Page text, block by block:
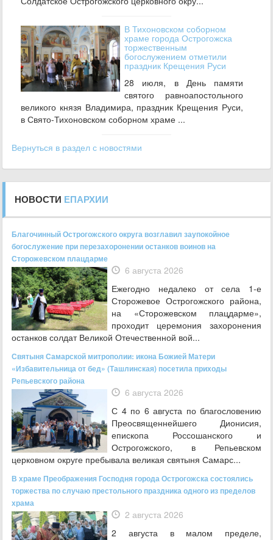
В Тихоновском соборном
храме города Острогожска
торжественным
богослужением отметили
праздник Крещения Руси
28 июля, в День памяти
святого равноапостольного
великого князя Владимира, праздник Крещения Руси,
в Свято-Тихоновском соборном храме ...
Вернуться в раздел с новостями
НОВОСТИ ЕПАРХИИ
Благочинный Острогожского округа возглавил заупокойное
богослужение при перезахоронении останков воинов на
Сторожевском плацдарме
6 августа 2026
Ежегодно недалеко от села 1-е
Сторожевое Острогожского района,
на «Сторожевском плацдарме»,
проходит церемония захоронения
останков солдат Великой Отечественной вой...
Святыня Самарской митрополии: икона Божией Матери
«Избавительница от бед» (Ташлинская) посетила приходы
Репьевского района
6 августа 2026
С 4 по 6 августа по благословению
Преосвященнейшего Дионисия,
епископа Россошанского и
Острогожского, в Репьевском
церковном округе пребывала великая святыня Самарс...
В храме Преображения Господня города Острогожска состоялись
торжества по случаю престольного праздника одного из пределов
храма
2 августа 2026
2 августа в малом пределе,